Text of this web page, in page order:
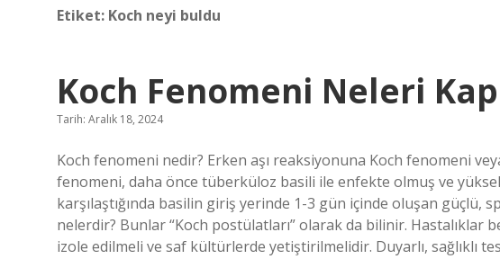
Etiket: Koch neyi buldu
Koch Fenomeni Neleri
Tarih: Aralık 18, 2024
Koch fenomeni nedir? Erken aşı reaksiyonuna Koch fenomeni
fenomeni, daha önce tüberküloz basili ile enfekte olmuş ve
karşılaştığında basilin giriş yerinde 1-3 gün içinde oluşan güçlü,
nelerdir? Bunlar “Koch postülatları” olarak da bilinir. Hastalıklar
izole edilmeli ve saf kültürlerde yetiştirilmelidir. Duyarlı, sağlıklı